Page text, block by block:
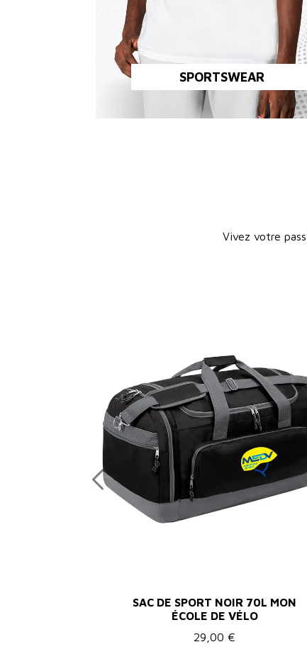
SPORTSWEAR
Vivez votre
SAC DE SPORT NOIR 70L MON
ÉCOLE DE VÉLO
29,00 €